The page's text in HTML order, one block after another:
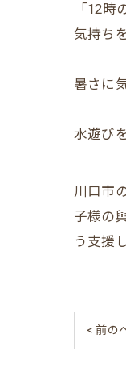
「12
気持ち
暑さに
水遊び
川口市
子様の
う支援
< 前の